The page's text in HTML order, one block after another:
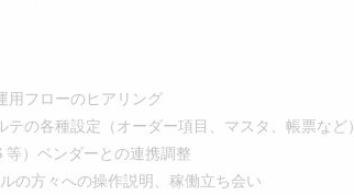
用フローのヒアリング
の各種設定（オーダー項目、マスタ、帳票など）
）ベンダーとの連携調整
の方々への操作説明、稼働立ち会い